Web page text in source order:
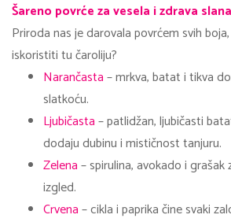
Šareno povrće za vesela i zdrava
Priroda nas je darovala povrćem svih
iskoristiti tu čaroliju?
Narančasta– mrkva, batat i tikva
slatkoću.
Ljubičasta– patlidžan, ljubičasti
dodaju dubinu i mističnost tanjuru.
Zelena– spirulina, avokado i grašak
izgled.
Crvena– cikla i paprika čine svaki